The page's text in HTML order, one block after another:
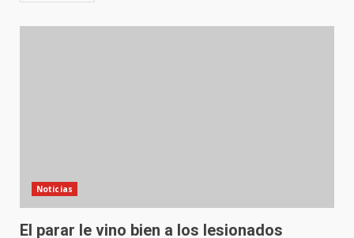
Noticias
El parar le vino bien a los lesionados